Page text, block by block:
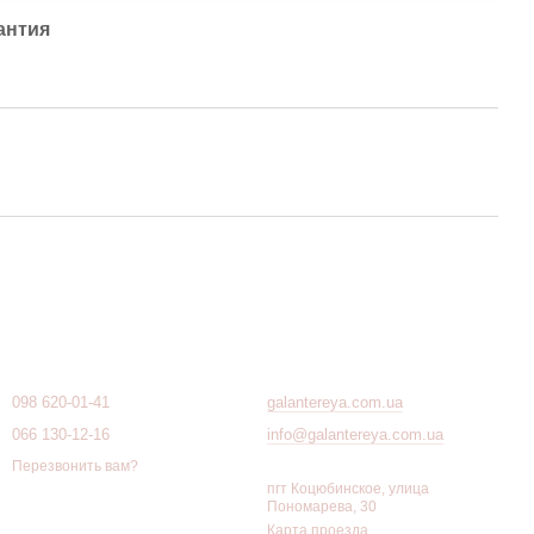
098 620-01-41
066 130-12-16
Перезвонить вам?
galantereya.com.ua
info@galantereya.com.ua
пгт Коцюбинское, улица
Пономарева, 30
Карта проезда